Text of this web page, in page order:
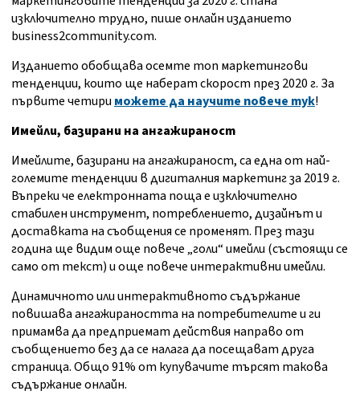
изключително трудно, пише онлайн изданието
business2community.com.
Изданието обобщава осемте топ маркетингови
тенденции, които ще наберат скорост през 2020 г. За
първите четириможете да научите повече тук!
Имейли, базирани на ангажираност
Имейлите, базирани на ангажираност, са една от най-
големите тенденции в дигиталния маркетинг за 2019 г.
Въпреки че електронната поща е изключително
стабилен инструмент, потреблението, дизайнът и
доставката на съобщения се променят. През тази
година ще видим още повече „голи“ имейли (състоящи се
само от текст) и още повече интерактивни имейли.
Динамичното или интерактивното съдържание
повишава ангажираността на потребителите и ги
примамва да предприемат действия направо от
съобщението без да се налага да посещават друга
страница. Общо 91% от купувачите търсят такова
съдържание онлайн.